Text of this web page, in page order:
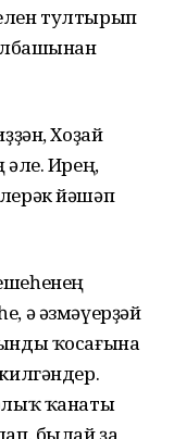
тултырып
Хоҙай
әле. Ирең,
йәшәп
ә әзмәүерҙәй
ҡосағына
ҡанаты